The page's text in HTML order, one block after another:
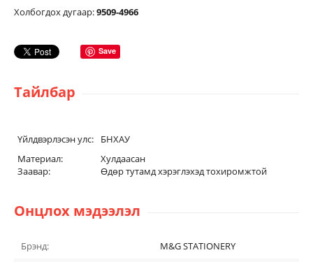
Холбогдох дугаар:9509-4966
Save
Тайлбар
Үйлдвэрлэсэн улс:
БНХАУ
Материал:
Заавар:
Хулдаасан
Өдөр тутамд хэрэглэхэд тохиромжтой
Онцлох мэдээлэл
Брэнд:
M&G STATIONERY